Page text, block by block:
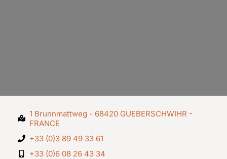
1 Brunnmattweg - 68420 GUEBERSCHWIHR -
FRANCE
+33 (0)3 89 49 33 61
+33 (0)6 08 26 43 34